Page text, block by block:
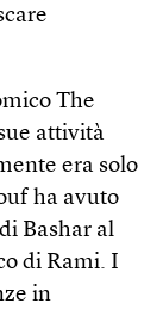
The
attività
era solo
ha avuto
Bashar al
di Rami. I
in